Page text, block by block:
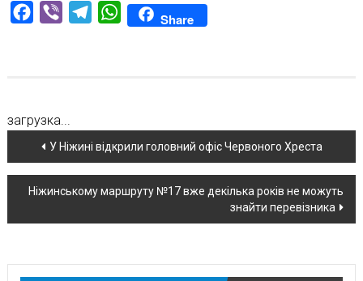
Facebook
Viber TelegramWhatsAppShare
загрузка...
Навігація
по
новині
У Ніжині відкрили головний офіс Червоного Хреста
Ніжинському маршруту №17 вже декілька років не можуть
знайти перевізника